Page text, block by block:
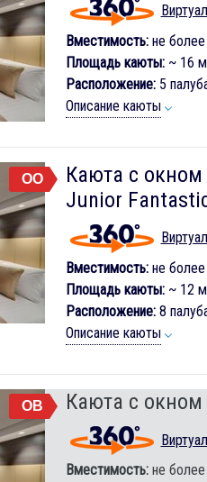
Вместимость:не более
Площадь каюты:~ 16 м
Расположение:5
Описание каюты
OO
Каюта с
Junior
Вместимость:не более
Площадь каюты:~ 12 м
Расположение:8
Описание каюты
OB Каюта с окном
Вместимость:не более